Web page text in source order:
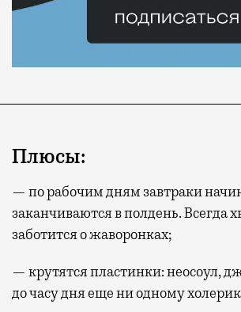
Плюсы:
— по рабочим дням завтраки
заканчиваются в полдень. Всегда
заботится о жаворонках;
— крутятся пластинки: неосоул,
до часу дня еще ни одному